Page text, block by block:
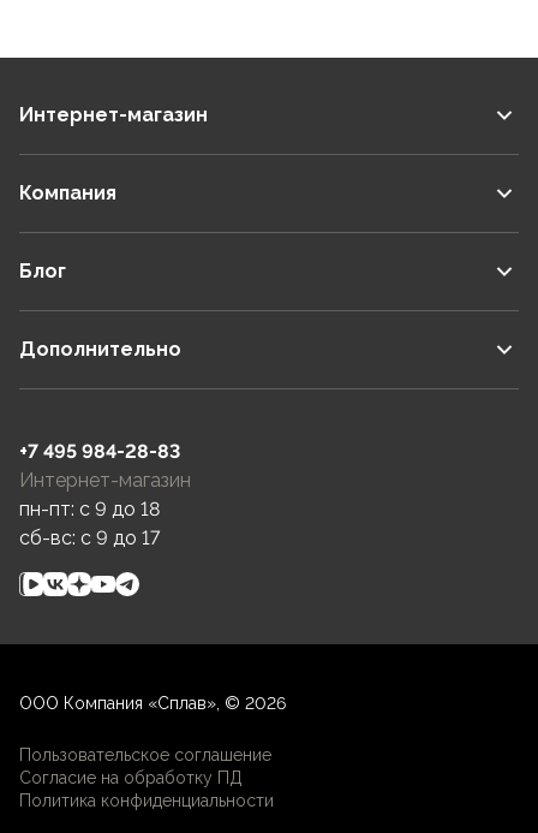
Интернет-магазин
Компания
Блог
Дополнительно
+7 495 984-28-83
Интернет-магазин
пн-пт: c 9 до 18
сб-вс: c 9 до 17
ООО Компания «Сплав», © 2026
Пользовательское соглашение
Согласие на обработку ПД
Политика конфиденциальности